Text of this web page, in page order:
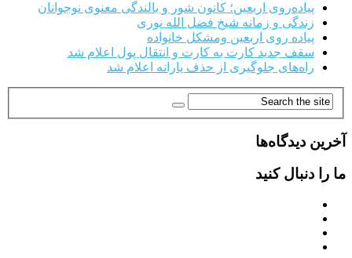
پیاده‌روی اربعین؛ کانون شور و بالندگی معنوی نوجوانان
زندگی و زمانه شیخ فضل الله نوری
پیاده روی اربعین ومشکل خانواده
سقف جدید کارت به کارت و انتقال پول اعلام شد
راه‌های جلوگیری از حذف یارانه اعلام شد
آخرین دیدگاه‌ها
ما را دنبال کنید